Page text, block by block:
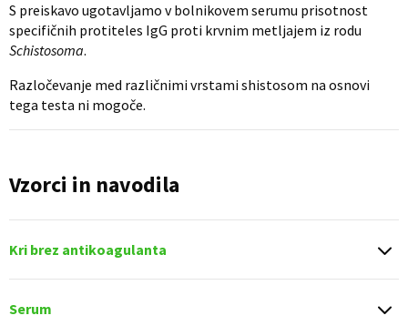
S preiskavo ugotavljamo v bolnikovem serumu prisotnost
specifičnih protiteles IgG proti krvnim metljajem iz rodu
Schistosoma.
Razločevanje med različnimi vrstami shistosom na osnovi
tega testa ni mogoče.
Vzorci in navodila
Kri brez antikoagulanta
Serum